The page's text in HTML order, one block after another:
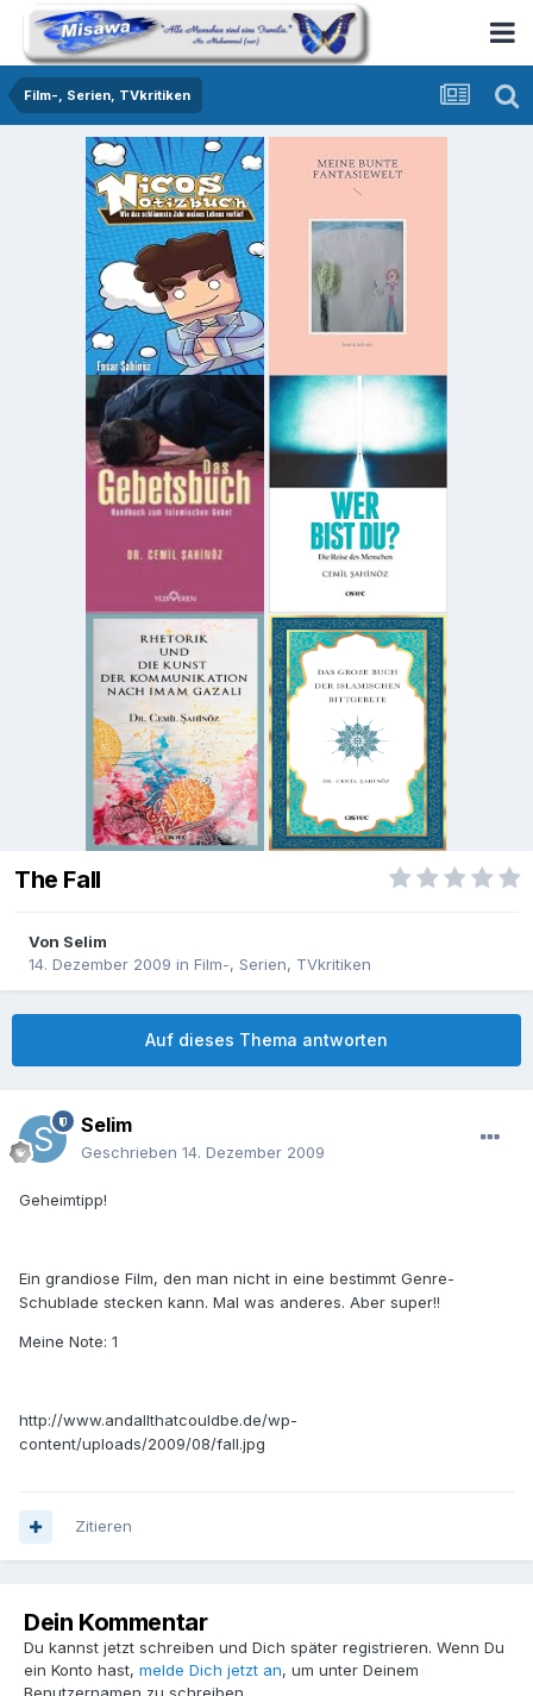
Film-, Serien, TVkritiken
The Fall
Von Selim
14. Dezember 2009 in Film-, Serien, TVkritiken
Auf dieses Thema antworten
Selim
Geschrieben 14. Dezember 2009
Geheimtipp!
Ein grandiose Film, den man nicht in eine bestimmt Genre-
Schublade stecken kann. Mal was anderes. Aber super!!
Meine Note: 1
http://www.andallthatcouldbe.de/wp-
content/uploads/2009/08/fall.jpg
Zitieren
Dein Kommentar
Du kannst jetzt schreiben und Dich später registrieren. Wenn Du
ein Konto hast, melde Dich jetzt an, um unter Deinem